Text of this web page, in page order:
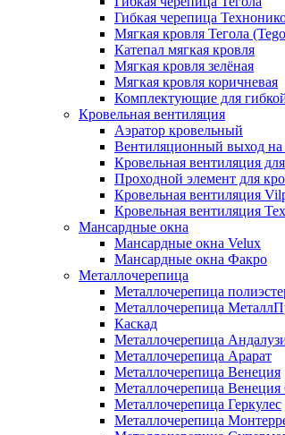
Гибкая черепица
Мягкая кровля Тегола
Катепал мягкая кровля
Мягкая кровля зелёная
Мягкая кровля коричневая
Комплектующие для
Кровельная вентиляция
Аэратор кровельный
Вентиляционный выход
Кровельная вентиляция
Проходной элемент для
Кровельная вентиляция
Кровельная вентиляция
Мансардные окна
Мансардные окна Velux
Мансардные окна Факро
Металлочерепица
Металлочерепица
Металлочерепица
Каскад
Металлочерепица
Металлочерепица Арарат
Металлочерепица Венеция
Металлочерепица Венеция
Металлочерепица Геркулес
Металлочерепица